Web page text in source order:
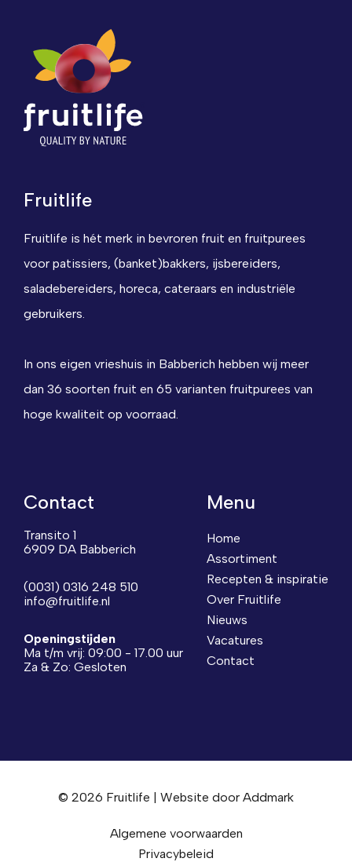
Fruitlife
Fruitlife is hét merk in bevroren fruit en fruitpurees
voor patissiers, (banket)bakkers, ijsbereiders,
saladebereiders, horeca, cateraars en industriële
gebruikers.
In ons eigen vrieshuis in Babberich hebben wij meer
dan 36 soorten fruit en 65 varianten fruitpurees van
hoge kwaliteit op voorraad.
Contact
Transito 1
6909 DA Babberich
(0031) 0316 248 510
info@fruitlife.nl
Openingstijden
Ma t/m vrij: 09:00 - 17.00 uur
Za & Zo: Gesloten
Menu
Home
Assortiment
Recepten & inspiratie
Over Fruitlife
Nieuws
Vacatures
Contact
© 2026 Fruitlife | Website door Addmark
Algemene voorwaarden
Privacybeleid